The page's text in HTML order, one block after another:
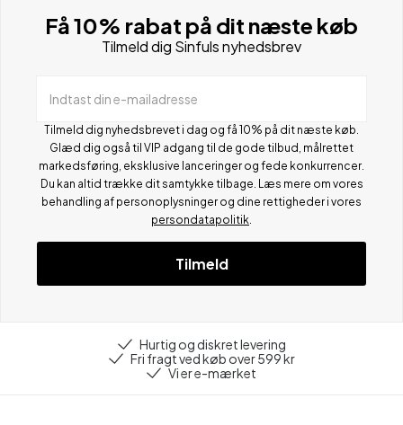
Få 10% rabat på dit næste køb
Tilmeld dig Sinfuls nyhedsbrev
Indtast din e-mailadresse
Tilmeld dig nyhedsbrevet i dag og få 10% på dit næste køb.
Glæd dig også til VIP adgang til de gode tilbud, målrettet
markedsføring, eksklusive lanceringer og fede konkurrencer.
Du kan altid trække dit samtykke tilbage. Læs mere om vores
behandling af personoplysninger og dine rettigheder i vores
persondatapolitik
Tilmeld
Hurtig og diskret levering
Fri fragt ved køb over 599 kr
Vi er e-mærket